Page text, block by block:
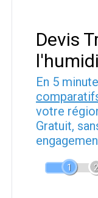
Devis
En 5
votre
Gratuit,
1 2